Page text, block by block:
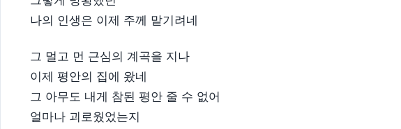
나의 인생은 이제 주께 맡기려네
그 멀고 먼 근심의 계곡을 지나
이제 평안의 집에 왔네
그 아무도 내게 참된 평안 줄 수 없어
얼마나 괴로웠었는지